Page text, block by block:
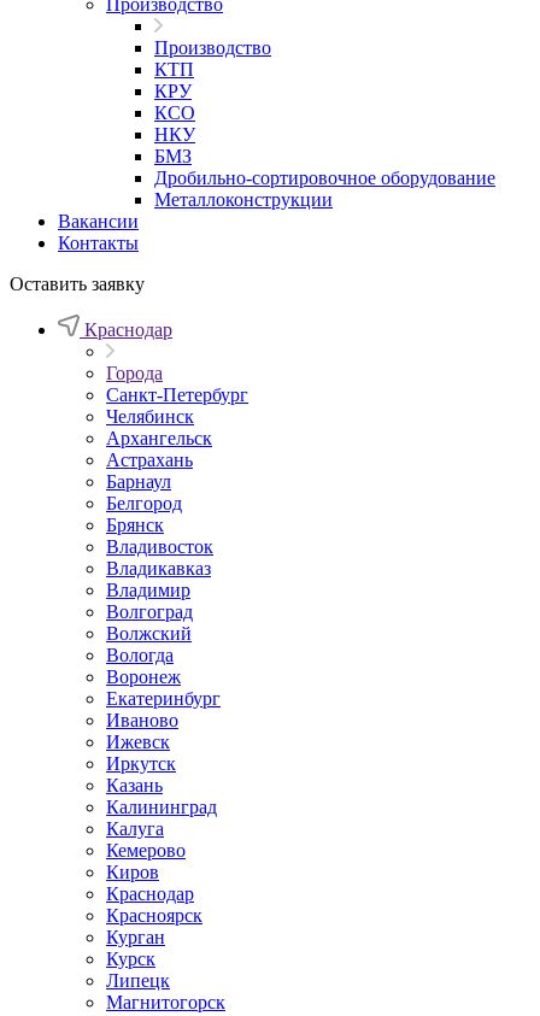
Производство
Производство
КТП
КРУ
КСО
НКУ
БМЗ
Дробильно-сортировочное оборудование
Металлоконструкции
Вакансии
Контакты
Оставить заявку
Краснодар
Города
Санкт-Петербург
Челябинск
Архангельск
Астрахань
Барнаул
Белгород
Брянск
Владивосток
Владикавказ
Владимир
Волгоград
Волжский
Вологда
Воронеж
Екатеринбург
Иваново
Ижевск
Иркутск
Казань
Калининград
Калуга
Кемерово
Киров
Краснодар
Красноярск
Курган
Курск
Липецк
Магнитогорск